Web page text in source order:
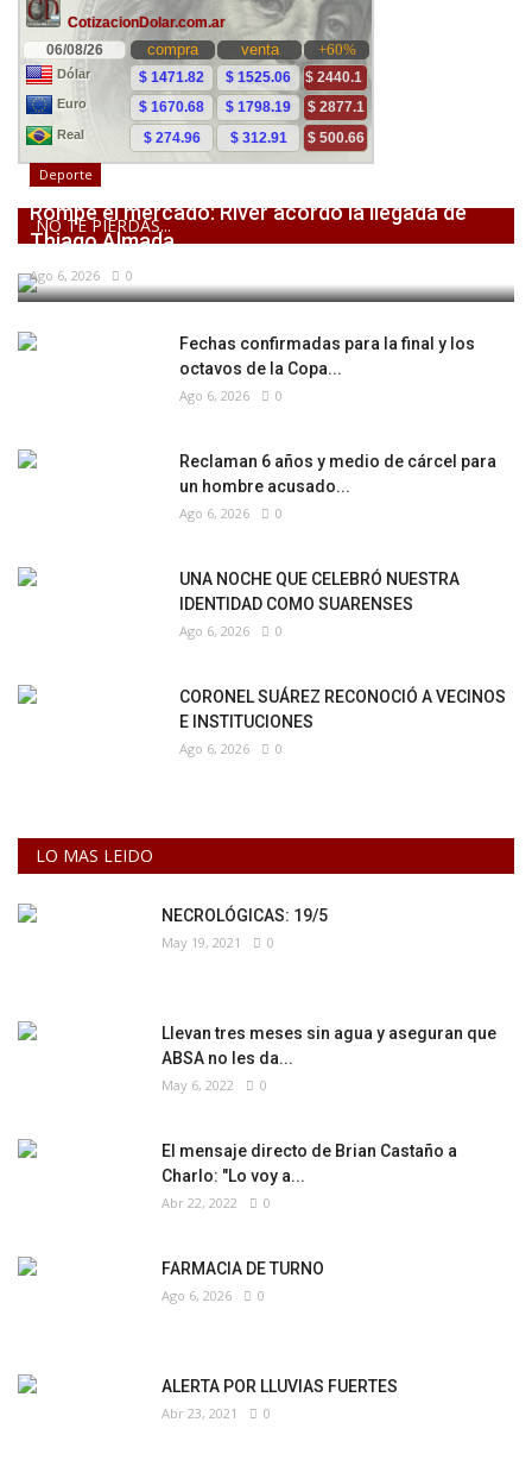
NO TE PIERDAS...
Deporte
Rompe el mercado: River acordó la llegada de
Thiago Almada
Ago 6, 2026 0
Fechas confirmadas para la final y los
octavos de la Copa...
Ago 6, 2026 0
Reclaman 6 años y medio de cárcel para
un hombre acusado...
Ago 6, 2026 0
UNA NOCHE QUE CELEBRÓ NUESTRA
IDENTIDAD COMO SUARENSES
Ago 6, 2026 0
CORONEL SUÁREZ RECONOCIÓ A VECINOS
E INSTITUCIONES
Ago 6, 2026 0
LO MAS LEIDO
NECROLÓGICAS: 19/5
May 19, 2021 0
Llevan tres meses sin agua y aseguran que
ABSA no les da...
May 6, 2022 0
El mensaje directo de Brian Castaño a
Charlo: "Lo voy a...
Abr 22, 2022 0
FARMACIA DE TURNO
Ago 6, 2026 0
ALERTA POR LLUVIAS FUERTES
Abr 23, 2021 0